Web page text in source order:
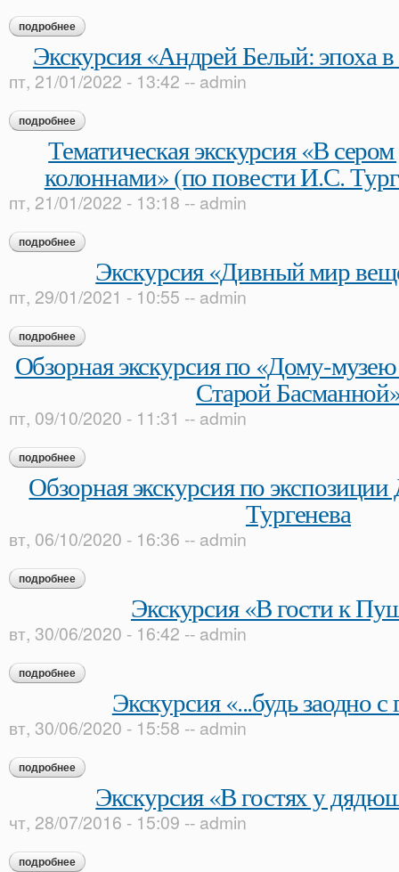
подробнее о тематическая экскурсия «тайна поэзии, жизни, любви».
Экскурсия «Андрей Белый: эпоха в
пт, 21/01/2022 - 13:42 -- admin
подробнее о экскурсия «андрей белый: эпоха в зеркале судьбы»
Тематическая экскурсия «В
колоннами» (по повести И.С.
пт, 21/01/2022 - 13:18 -- admin
подробнее о тематическая экскурсия «в сером доме с белыми
Экскурсия «Дивный мир
пт, 29/01/2021 - 10:55 -- admin
подробнее о экскурсия «дивный мир вещей и слов»
Обзорная экскурсия по «Дому-
Старой
пт, 09/10/2020 - 11:31 -- admin
подробнее о обзорная экскурсия по «дому-музею в. л. пушкина на
Обзорная экскурсия по
Тургенева
вт, 06/10/2020 - 16:36 -- admin
подробнее о обзорная экскурсия по экспозиции дома-музея и. с.
Экскурсия «В гости к
вт, 30/06/2020 - 16:42 -- admin
подробнее о экскурсия «в гости к пушкину»
Экскурсия «...будь заодно
вт, 30/06/2020 - 15:58 -- admin
подробнее о экскурсия «...будь заодно с гением!»
Экскурсия «В гостях у
чт, 28/07/2016 - 15:09 -- admin
подробнее о экскурсия «в гостях у дядюшки поэта»